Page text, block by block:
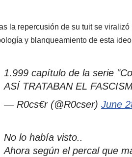
la repercusión de su tuit se
y blanqueamiento de esta
1.999 capítulo de la serie
ASÍ TRATABAN EL
— R0cs€r (@R0cser) June
No lo había visto..
Ahora según el percal que